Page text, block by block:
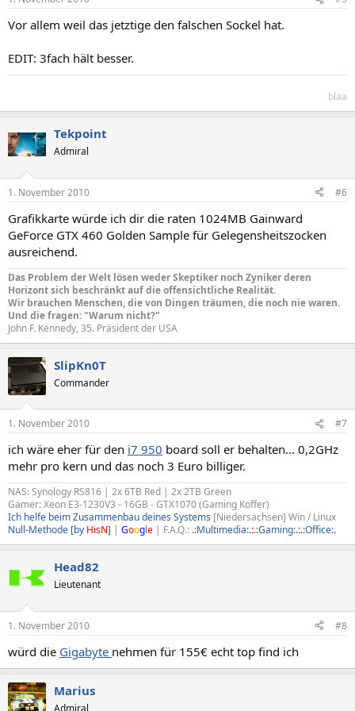
Vor allem weil das jetztige den falschen Sockel hat.
EDIT: 3fach hält besser.
blaa
Tekpoint
Admiral
1. November 2010 #6
Grafikkarte würde ich dir die raten 1024MB Gainward
GeForce GTX 460 Golden Sample für Gelegensheitszocken
ausreichend.
Das Problem der Welt lösen weder Skeptiker noch Zyniker deren
Horizont sich beschränkt auf die offensichtliche Realität.
Wir brauchen Menschen, die von Dingen träumen, die noch nie waren.
Und die fragen: "Warum nicht?"
John F. Kennedy, 35. Präsident der USA
SlipKn0T
Commander
1. November 2010 #7
ich wäre eher für den i7 950 board soll er behalten... 0,2GHz
mehr pro kern und das noch 3 Euro billiger.
NAS: Synology RS816 | 2x 6TB Red | 2x 2TB Green
Gamer: Xeon E3-1230V3 - 16GB - GTX1070 (Gaming Koffer)
Ich helfe beim Zusammenbau deines Systems [Niedersachsen] Win / Linux
Null-Methode [by HisN] | Google | F.A.Q.: .:Multimedia:.:.:Gaming:.:.:Office:.
Head82
Lieutenant
1. November 2010 #8
würd die Gigabyte nehmen für 155€ echt top find ich
Marius
Admiral